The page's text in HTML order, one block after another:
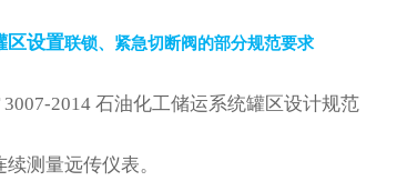
区设置联锁、紧急切断阀的部分规范要求
3007-2014 石油化工储运系统罐区设计规范
测量远传仪表。